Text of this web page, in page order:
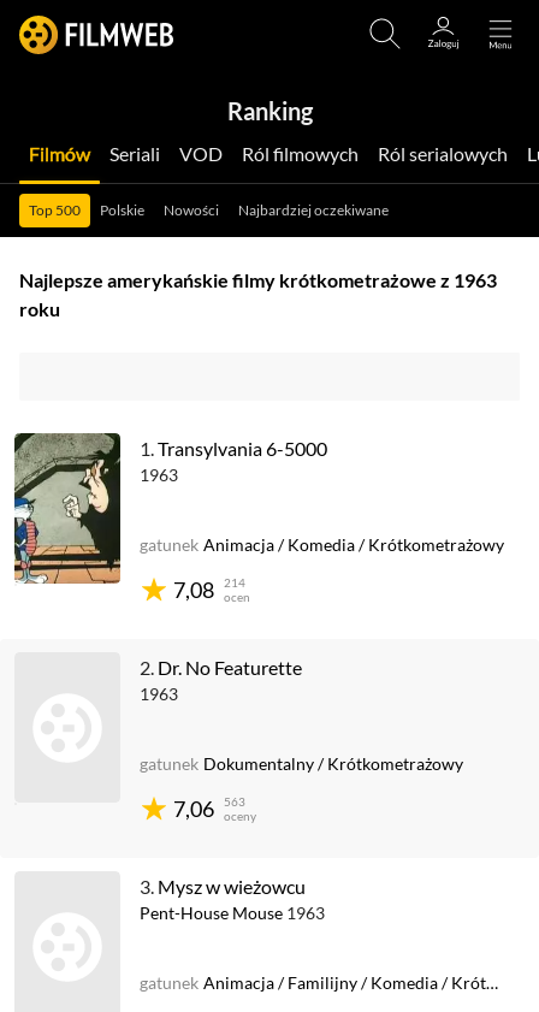
Ranking
Filmów Seriali VOD Ról filmowych Ról serialowych
Top 500 Polskie Nowości Najbardziej oczekiwane
Najlepsze amerykańskie filmy krótkometrażowe z 1963
roku
1.Transylvania 6-5000
1963
7,08
214
ocen
gatunek Animacja/Komedia/Krótkometrażowy
2. Dr. No Featurette
1963
7,06
563
oceny
gatunek Dokumentalny/Krótkometrażowy
3. Mysz w wieżowcu
Pent-House Mouse 1963
gatunek Animacja/Familijny/Komedia/Krótkometrażowy